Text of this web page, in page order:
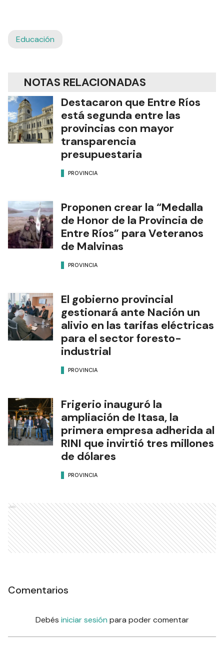
Educación
NOTAS RELACIONADAS
Destacaron que Entre Ríos
está segunda entre las
provincias con mayor
transparencia
presupuestaria
PROVINCIA
Proponen crear la “Medalla
de Honor de la Provincia de
Entre Ríos” para Veteranos
de Malvinas
PROVINCIA
El gobierno provincial
gestionará ante Nación un
alivio en las tarifas eléctricas
para el sector foresto-
industrial
PROVINCIA
Frigerio inauguró la
ampliación de Itasa, la
primera empresa adherida al
RINI que invirtió tres millones
de dólares
PROVINCIA
Ads
Comentarios
Debés iniciar sesión para poder comentar